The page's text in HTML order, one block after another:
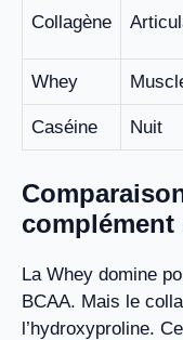
Collagène
Whey
Caséine Nuit
La Whey domine
BCAA. Mais le
l’hydroxyproline.